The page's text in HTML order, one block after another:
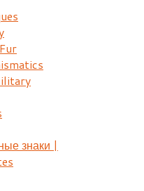
знаки |